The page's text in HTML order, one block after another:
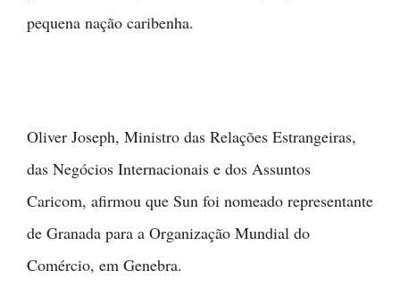
pequena nação caribenha.
Oliver Joseph, Ministro das Relações Estrangeiras,
das Negócios Internacionais e dos Assuntos
Caricom, afirmou que Sun foi nomeado representante
de Granada para a Organização Mundial do
Comércio, em Genebra.